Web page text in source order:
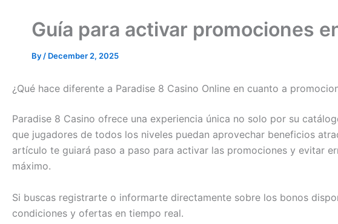
Guía para activar promociones
By / December 2, 2025
¿Qué hace diferente a Paradise 8 Casino Online en cuanto a
Paradise 8 Casino ofrece una experiencia única no solo por su
que jugadores de todos los niveles puedan aprovechar beneficios
artículo te guiará paso a paso para activar las promociones y evitar
máximo.
Si buscas registrarte o informarte directamente sobre los bonos
condiciones y ofertas en tiempo real.